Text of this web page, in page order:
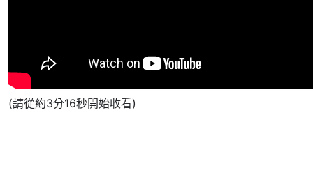
(請從約3分16秒開始收看)